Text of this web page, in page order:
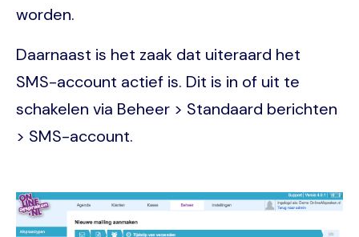
worden.
Daarnaast is het zaak dat uiteraard het
SMS-account actief is. Dit is in of uit te
schakelen via Beheer > Standaard berichten
> SMS-account.
Image